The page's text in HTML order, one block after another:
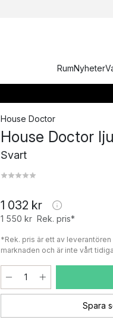
RumNyheter
House Doctor
House Doctor
Svart
1 032 kr
1 550 kr Rek. pris*
*Rek. pris är ett av
marknaden och är inte vårt
Spara